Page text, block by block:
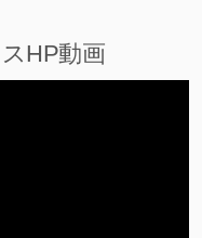
HP動画